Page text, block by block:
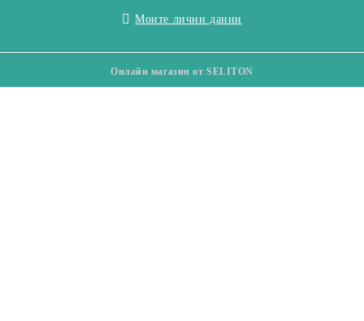
Моите лични данни
Онлайн магазин от SELITON